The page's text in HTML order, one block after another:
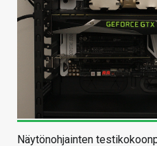
Näytönohjainten